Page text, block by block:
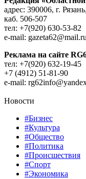
адрес: 390006, г.
каб. 506-507
тел: +7(920) 630-53-82
e-mail:
Реклама на сайте
тел: +7(920) 632-19-45
+7 (4912) 51-81-90
e-mail:
Новости
#Бизнес
#Культура
#Общество
#Политика
#Происшествия
#Спорт
#Экономика